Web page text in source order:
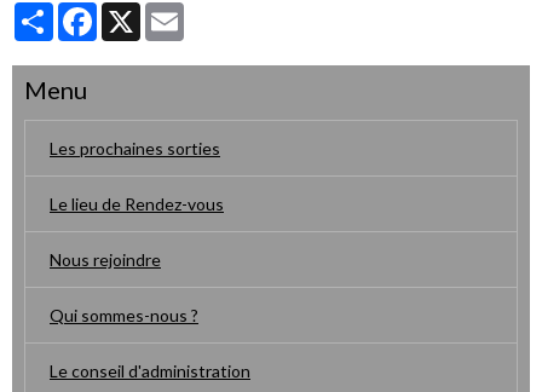
PartagerFacebook
X
Menu
Les prochaines sorties
Le lieu de Rendez-vous
Nous rejoindre
Qui sommes-nous ?
Le conseil d'administration